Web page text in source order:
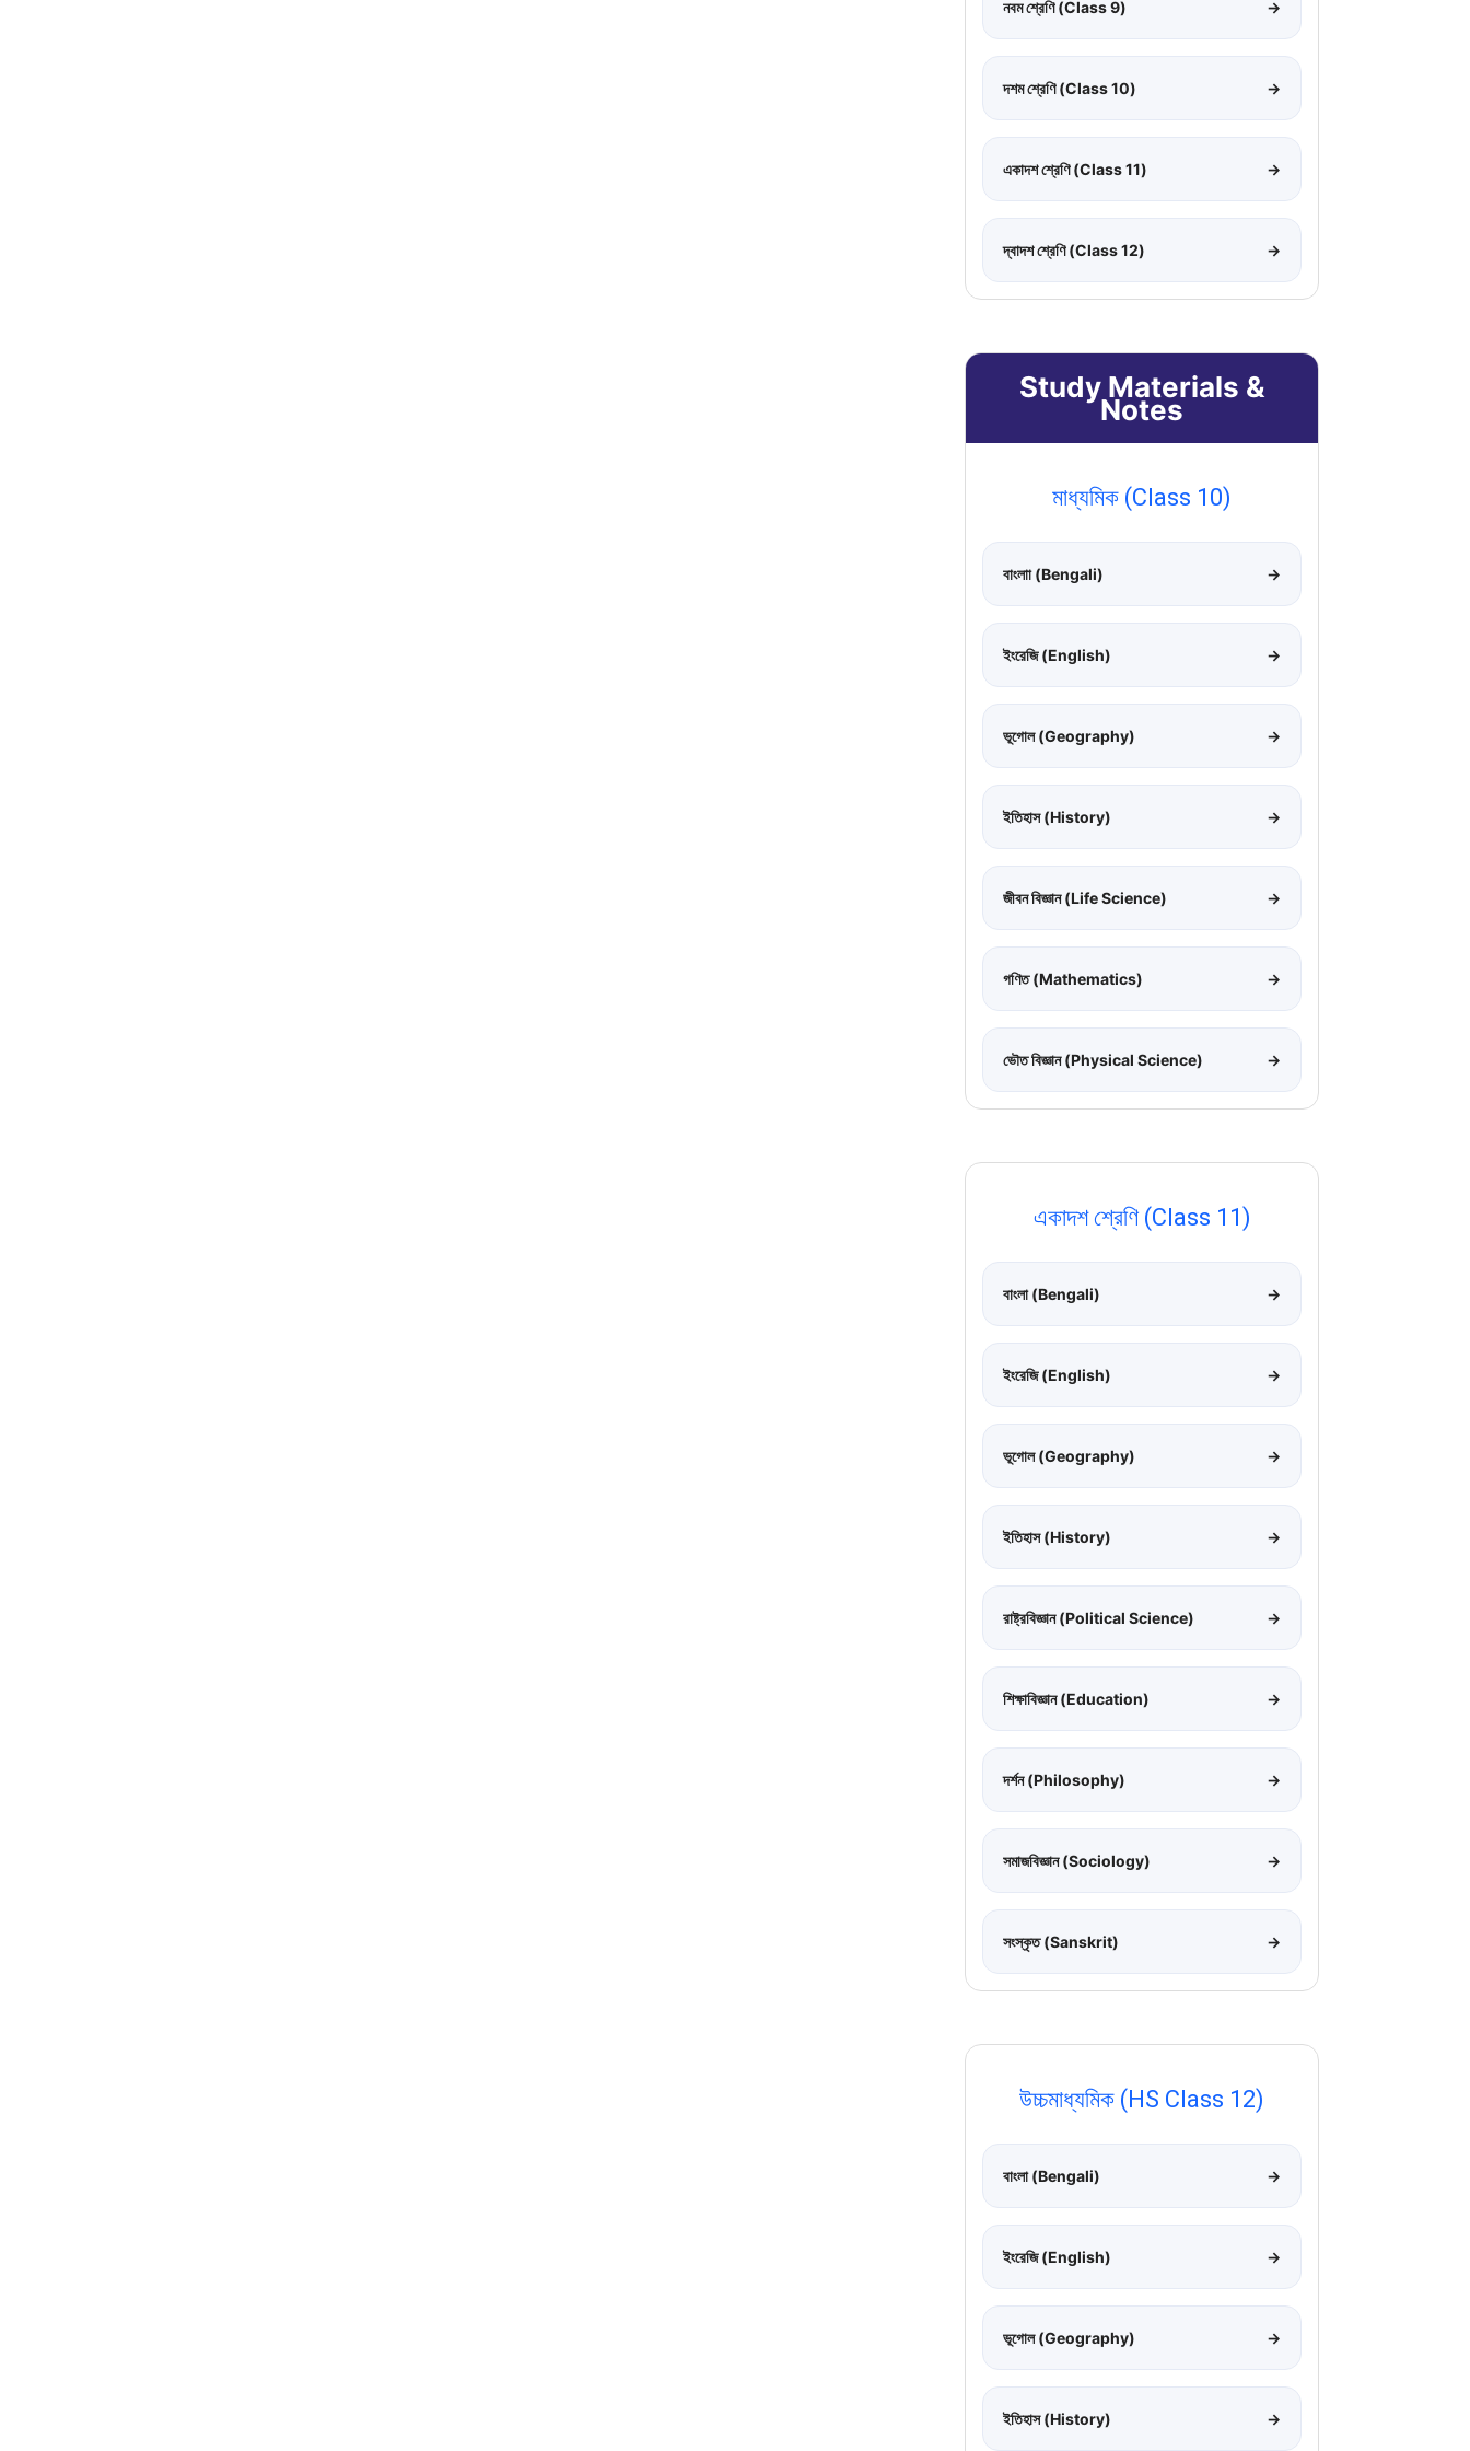
নবম শ্রেণি (Class 9) →
দশম শ্রেণি (Class 10) →
একাদশ শ্রেণি (Class 11) →
দ্বাদশ শ্রেণি (Class 12) →
Study Materials &
Notes
মাধ্যমিক (Class 10)
বাংলাা (Bengali) →
ইংরেজি (English) →
ভূগোল (Geography) →
ইতিহাস (History) →
জীবন বিজ্ঞান (Life Science) →
গণিত (Mathematics) →
ভৌত বিজ্ঞান (Physical Science) →
একাদশ শ্রেণি (Class 11)
বাংলা (Bengali) →
ইংরেজি (English) →
ভূগোল (Geography) →
ইতিহাস (History) →
রাষ্ট্রবিজ্ঞান (Political Science) →
শিক্ষাবিজ্ঞান (Education) →
দর্শন (Philosophy) →
সমাজবিজ্ঞান (Sociology) →
সংস্কৃত (Sanskrit) →
উচ্চমাধ্যমিক (HS Class 12)
বাংলা (Bengali) →
ইংরেজি (English) →
ভূগোল (Geography) →
ইতিহাস (History) →